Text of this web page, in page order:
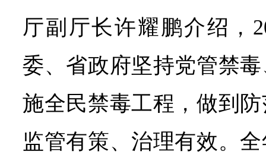
厅副厅长许耀鹏介绍，
委、省政府坚持党管禁
施全民禁毒工程，做到
监管有策、治理有效。